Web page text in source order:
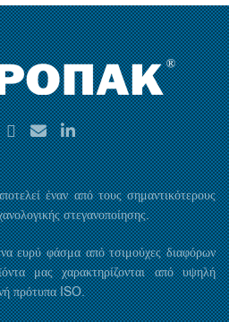
έναν από τους σημαντικότερους
στεγανοποίησης.
ευρύ φάσμα από τσιμούχες διαφόρων
μας χαρακτηρίζονται από υψηλή
πρότυπα ISO.